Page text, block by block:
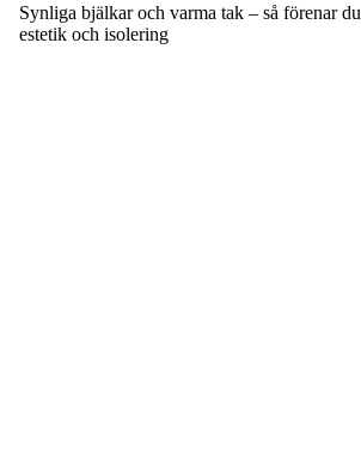
Synliga bjälkar och varma tak – så förenar du
estetik och isolering